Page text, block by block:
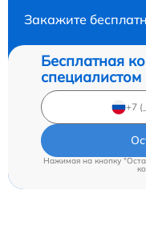
Закажите
Бесплатная
специалистом
Нажимая на кнопку